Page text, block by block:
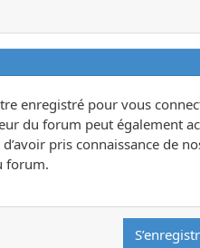
enregistré pour vous
du forum peut également
d’avoir pris connaissance de
forum.